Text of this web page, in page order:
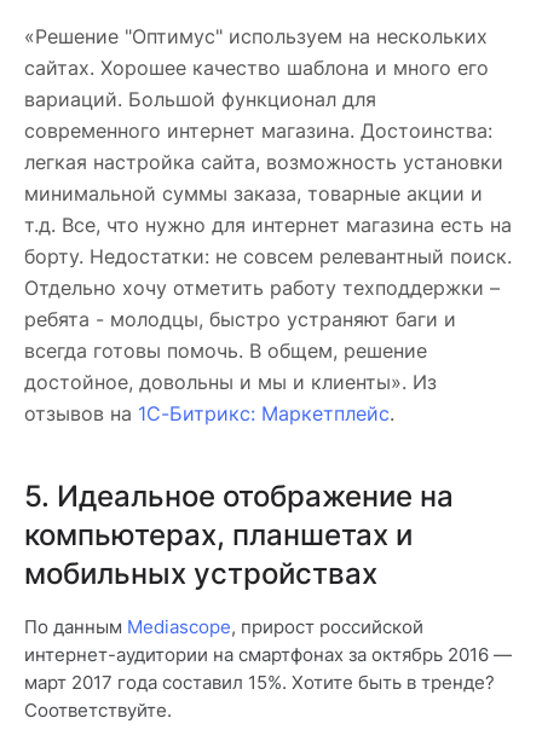
«Решение "Оптимус" используем на нескольких
сайтах. Хорошее качество шаблона и много его
вариаций. Большой функционал для
современного интернет магазина. Достоинства:
легкая настройка сайта, возможность установки
минимальной суммы заказа, товарные акции и
т.д. Все, что нужно для интернет магазина есть на
борту. Недостатки: не совсем релевантный поиск.
Отдельно хочу отметить работу техподдержки –
ребята - молодцы, быстро устраняют баги и
всегда готовы помочь. В общем, решение
достойное, довольны и мы и клиенты». Из
отзывов на 1С-Битрикс: Маркетплейс.
5. Идеальное отображение на
компьютерах, планшетах и
мобильных устройствах
По данным Mediascope, прирост российской
интернет-аудитории на смартфонах за октябрь 2016 —
март 2017 года составил 15%. Хотите быть в тренде?
Соответствуйте.